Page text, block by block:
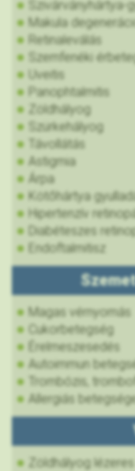
Szivárványhártya-
Makula
Retinaleválás
Szemfenéki
Uveitis
Panophtalmitis
Zöldhályog
Szürkehályog
Távollátás
Astigmia
Árpa
Kötőhártya
Hipertenzív
Diabéteszes
Endoftalmitisz
Magas vérnyomás
Cukorbetegség
Érelmeszesedés
Autoimmun
Trombózis,
Allergiás
Zöldhályog